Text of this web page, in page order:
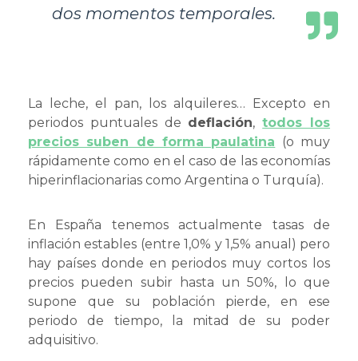
dos momentos temporales.
La leche, el pan, los alquileres… Excepto en
periodos puntuales de deflación,todos los
precios suben de forma paulatina (o muy
rápidamente como en el caso de las economías
hiperinflacionarias como Argentina o Turquía).
En España tenemos actualmente tasas de
inflación estables (entre 1,0% y 1,5% anual) pero
hay países donde en periodos muy cortos los
precios pueden subir hasta un 50%, lo que
supone que su población pierde, en ese
periodo de tiempo, la mitad de su poder
adquisitivo.